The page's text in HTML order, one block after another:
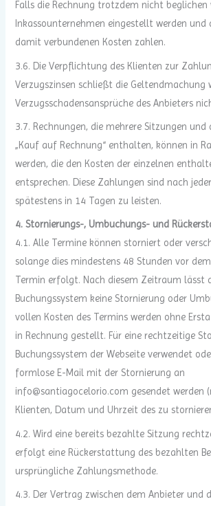
Falls die Rechnung trotzdem nicht beglichen
Inkassounternehmen eingestellt werden und
damit verbundenen Kosten zahlen.
3.6. Die Verpflichtung des Klienten zur
Verzugszinsen schließt die Geltendmachung
Verzugsschadensansprüche des Anbieters
3.7. Rechnungen, die mehrere Sitzungen
„Kauf auf Rechnung“ enthalten, können in
werden, die den Kosten der einzelnen
entsprechen. Diese Zahlungen sind nach
spätestens in 14 Tagen zu leisten.
4. Stornierungs-, Umbuchungs- und
4.1. Alle Termine können storniert oder
solange dies mindestens 48 Stunden vor
Termin erfolgt. Nach diesem Zeitraum lässt
Buchungssystem keine Stornierung oder
vollen Kosten des Termins werden ohne
in Rechnung gestellt. Für eine rechtzeitige
Buchungssystem der Webseite verwendet
formlose E-Mail mit der Stornierung an
info@santiagocelorio.com gesendet werden
Klienten, Datum und Uhrzeit des zu
4.2. Wird eine bereits bezahlte Sitzung
erfolgt eine Rückerstattung des bezahlten
ursprüngliche Zahlungsmethode.
4.3. Der Vertrag zwischen dem Anbieter und